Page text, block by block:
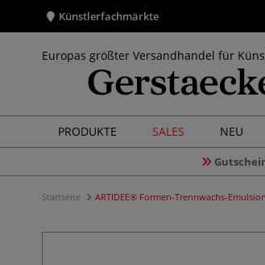
Künstlerfachmärkte
Europas größter Versandhandel für
PRODUKTE SALES NEU
Startseite ARTIDEE® Formen-Trennwachs-Emulsion